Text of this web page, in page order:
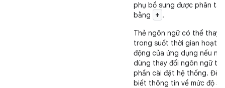
phụ bổ sung được phân
bằng
+ .
Thẻ ngôn ngữ có thể thay
trong suốt thời gian hoạt
động của ứng dụng nếu
dùng thay đổi ngôn ngữ
phần cài đặt hệ thống. Để
biết thông tin về mức độ